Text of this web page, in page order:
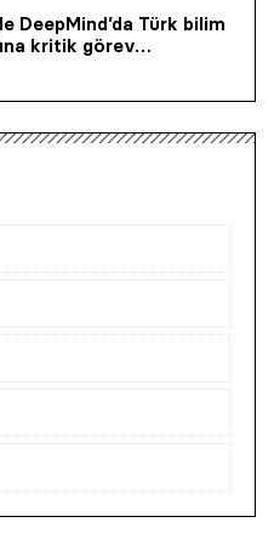
DeepMind’da Türk bilim
kritik görev…